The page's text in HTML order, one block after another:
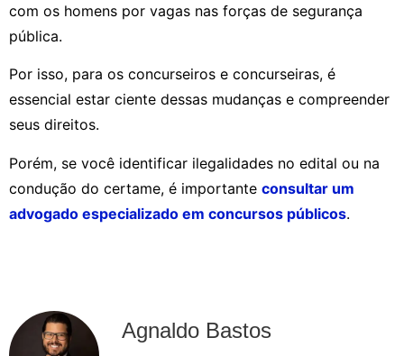
com os homens por vagas nas forças de segurança
pública.
Por isso, para os concurseiros e concurseiras, é
essencial estar ciente dessas mudanças e compreender
seus direitos.
Porém, se você identificar ilegalidades no edital ou na
condução do certame, é importante consultar um
advogado especializado em concursos públicos.
Agnaldo Bastos